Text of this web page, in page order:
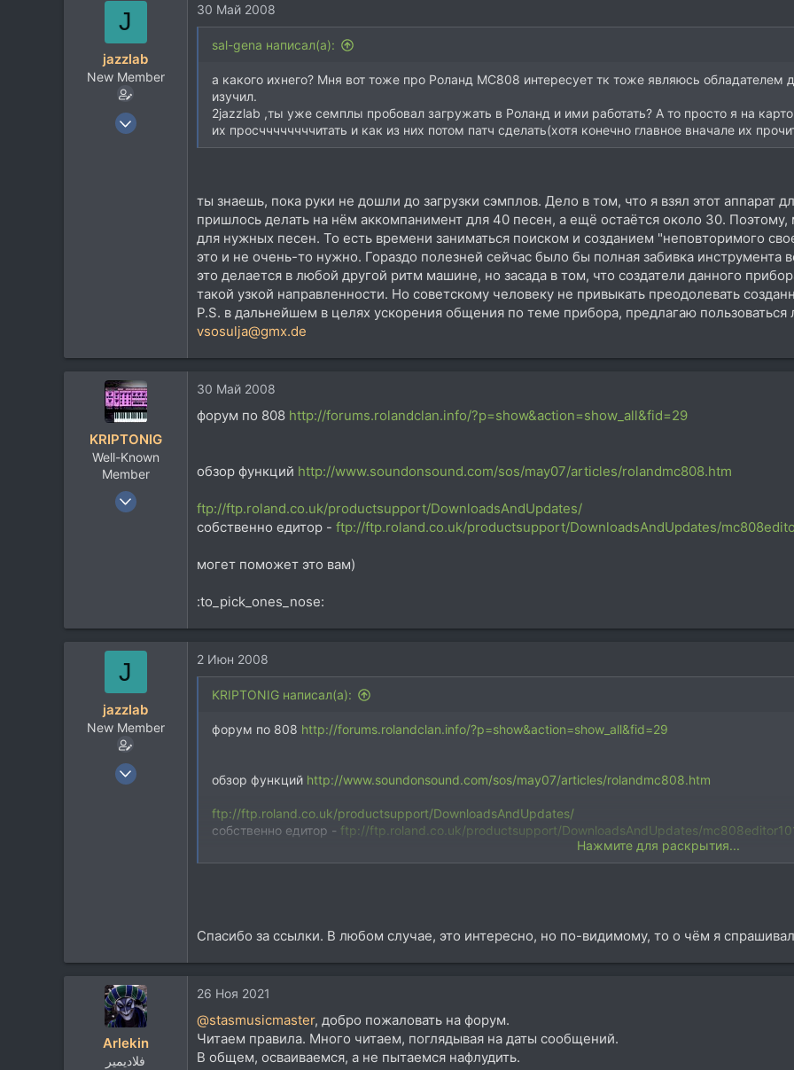
J
jazzlab
New Member
19 Мар 2008
30 Май 2008
sal-gena написал(а):
а какого ихнего? Мня вот тоже про Роланд МС808 интересует тк тоже являюсь обладателем
изучил.
2jazzlab ,ты уже семплы пробовал загружать в Роланд и ими работать? А то просто я на
их просччччччччитать и как из них потом патч сделать(хотя конечно главное вначале их
ты знаешь, пока руки не дошли до загрузки сэмплов. Дело в том, что я взял этот аппарат
пришлось делать на нём аккомпанимент для 40 песен, а ещё остаётся около 30.
для нужных песен. То есть времени заниматься поиском и созданием "неповторимого
это и не очень-то нужно. Гораздо полезней сейчас было бы полная забивка инструмента
это делается в любой другой ритм машине, но засада в том, что создатели данного
такой узкой направленности. Но советскому человеку не привыкать преодолевать
P.S. в дальнейшем в целях ускорения общения по теме прибора, предлагаю
vsosulja@gmx.de
KRIPTONIG
Well-Known
Member
23 Мар 2007
30 Май 2008
форум по 808 http://forums.rolandclan.info/?p=show&action=show_all&fid=29
обзор функций http://www.soundonsound.com/sos/may07/articles/rolandmc808.htm
ftp://ftp.roland.co.uk/productsupport/DownloadsAndUpdates/
собственно едитор - ftp://ftp.roland.co.uk/productsupport/DownloadsAndUpdates/
могет поможет это вам)
:to_pick_ones_nose:
J
jazzlab
New Member
19 Мар 2008
2 Июн 2008
KRIPTONIG написал(а):
форум по 808 http://forums.rolandclan.info/?p=show&action=show_all&fid=29
обзор функций http://www.soundonsound.com/sos/may07/articles/rolandmc808.htm
ftp://ftp.roland.co.uk/productsupport/DownloadsAndUpdates/
собственно едитор - ftp://ftp.roland.co.uk/productsupport/DownloadsAndUpdates/
могет поможет это вам)
Нажмите для раскрытия...
Спасибо за ссылки. В любом случае, это интересно, но по-видимому, то о чём я
Arlekin
فلاديمير
26 Ноя 2021
@stasmusicmaster, добро пожаловать на форум.
Читаем правила. Много читаем, поглядывая на даты сообщений.
В общем, осваиваемся, а не пытаемся нафлудить.